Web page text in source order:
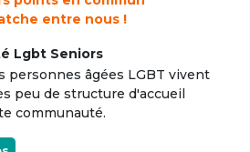
entre nous !
Lgbt Seniors
personnes âgées LGBT vivent
peu de structure d'accueil
communauté.